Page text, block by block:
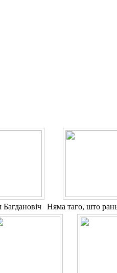
Няма таго, што